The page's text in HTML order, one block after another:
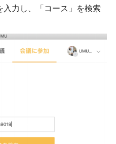
力し、「コース」を検索